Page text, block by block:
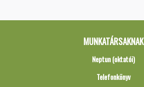
MUNKATÁRSAKNAK
Neptun (oktatói)
Telefonkönyv